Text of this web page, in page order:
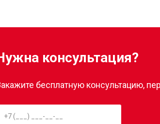
консультация?
бесплатную консультацию,